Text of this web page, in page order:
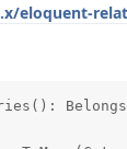
eloquent-